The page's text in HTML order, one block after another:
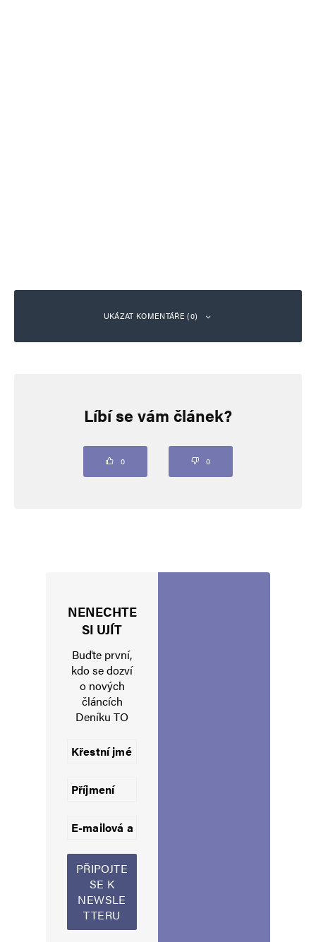
UKÁZAT KOMENTÁŘE (0)
Vaše e-mailová adresa nebude zveřejněna. Vyžadované informace jsou
Uložit do prohlížeče jméno, e-mail a webovou stránku pro budoucí
Informujte mě o nových komentářích e-mailem.
Alternative:
Líbí se vám článek?
0 0
NENECHTE
SI UJÍT
Buďte první,
kdo se dozví
o nových
článcích
Deníku TO